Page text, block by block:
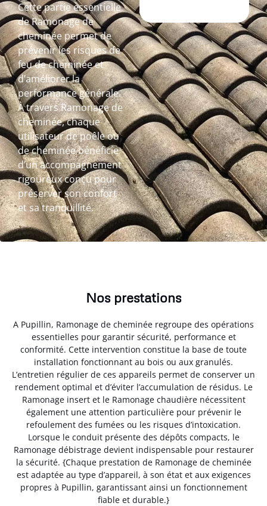
Cette partie essentielle
de Ramonage de
cheminée permet de
prévenir les risques de
feu de cheminée et
d’améliorer la
performance générale.
À travers Ramonage de
cheminée, chaque
utilisateur de poêle ou
de cheminée bénéficie
d’un accompagnement
rigoureux conçu pour
préserver son confort
et sa tranquillité.
Nos prestations
A Pupillin, Ramonage de cheminée regroupe des opérations
essentielles pour garantir sécurité, performance et
conformité. Cette intervention constitue la base de toute
installation fonctionnant au bois ou aux granulés.
L’entretien régulier de ces appareils permet de conserver un
rendement optimal et d’éviter l’accumulation de résidus. Le
Ramonage insert et le Ramonage chaudière nécessitent
également une attention particulière pour prévenir le
refoulement des fumées ou les risques d’intoxication.
Lorsque le conduit présente des dépôts compacts, le
Ramonage débistrage devient indispensable pour restaurer
la sécurité. {Chaque prestation de Ramonage de cheminée
est adaptée au type d’appareil, à son état et aux exigences
propres à Pupillin, garantissant ainsi un fonctionnement
fiable et durable.}